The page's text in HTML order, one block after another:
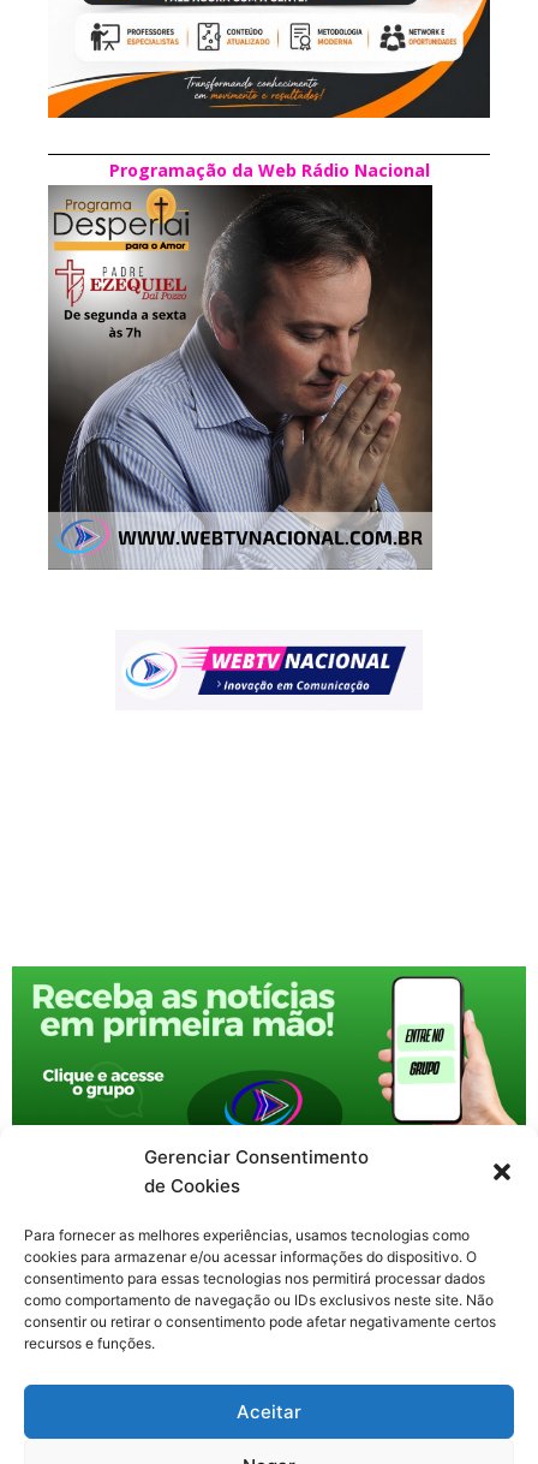
Gerenciar Consentimento
de Cookies
Para fornecer as melhores experiências, usamos tecnologias como
cookies para armazenar e/ou acessar informações do dispositivo. O
consentimento para essas tecnologias nos permitirá processar dados
como comportamento de navegação ou IDs exclusivos neste site. Não
consentir ou retirar o consentimento pode afetar negativamente certos
recursos e funções.
Aceitar
Programação da Web Rádio Nacional
c
t
Y
o
u
t
s
r
Contato: nacional.webtv@gmail.com